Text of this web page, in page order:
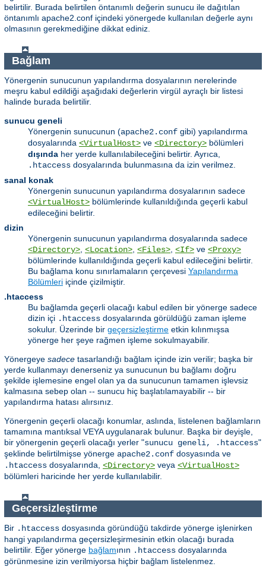
belirtilir. Burada belirtilen öntanımlı değerin sunucu ile dağıtılan
öntanımlı apache2.conf içindeki yönergede kullanılan değerle aynı
olmasının gerekmediğine dikkat ediniz.
Bağlam
Yönergenin sunucunun yapılandırma dosyalarının nerelerinde
meşru kabul edildiği aşağıdaki değerlerin virgül ayraçlı bir listesi
halinde burada belirtilir.
sunucu geneli
Yönergenin sunucunun (apache2.conf gibi) yapılandırma
dosyalarında <VirtualHost> ve <Directory> bölümleri
dışında her yerde kullanılabileceğini belirtir. Ayrıca,
.htaccess dosyalarında bulunmasına da izin verilmez.
sanal konak
Yönergenin sunucunun yapılandırma dosyalarının sadece
<VirtualHost> bölümlerinde kullanıldığında geçerli kabul
edileceğini belirtir.
dizin
Yönergenin sunucunun yapılandırma dosyalarında sadece
<Directory> <Location> <Files> <If> ve <Proxy>
bölümlerinde kullanıldığında geçerli kabul edileceğini belirtir.
Bu bağlama konu sınırlamaların çerçevesi Yapılandırma
Bölümleri içinde çizilmiştir.
.htaccess
Bu bağlamda geçerli olacağı kabul edilen bir yönerge sadece
dizin içi .htaccess dosyalarında görüldüğü zaman işleme
sokulur. Üzerinde bir geçersizleştirme etkin kılınmışsa
yönerge her şeye rağmen işleme sokulmayabilir.
Yönergeye sadece tasarlandığı bağlam içinde izin verilir; başka bir
yerde kullanmayı denerseniz ya sunucunun bu bağlamı doğru
şekilde işlemesine engel olan ya da sunucunun tamamen işlevsiz
kalmasına sebep olan -- sunucu hiç başlatılamayabilir -- bir
yapılandırma hatası alırsınız.
Yönergenin geçerli olacağı konumlar, aslında, listelenen bağlamların
tamamına mantıksal VEYA uygulanarak bulunur. Başka bir deyişle,
bir yönergenin geçerli olacağı yerler "sunucu geneli, .htaccess"
şeklinde belirtilmişse yönerge apache2.conf dosyasında ve
.htaccess dosyalarında, <Directory> veya <VirtualHost>
bölümleri haricinde her yerde kullanılabilir.
Geçersizleştirme
Bir .htaccess dosyasında göründüğü takdirde yönerge işlenirken
hangi yapılandırma geçersizleşirmesinin etkin olacağı burada
belirtilir. Eğer yönerge bağlamının .htaccess dosyalarında
görünmesine izin verilmiyorsa hiçbir bağlam listelenmez.